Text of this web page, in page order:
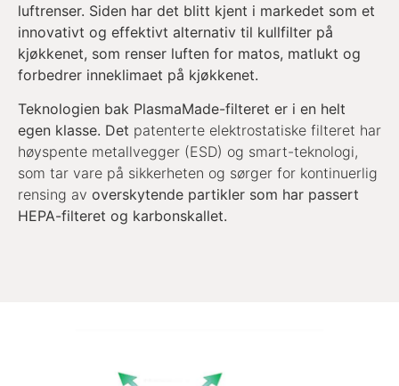
luftrenser. Siden har det blitt kjent i markedet som et
innovativt og effektivt alternativ til kullfilter på
kjøkkenet, som renser luften for matos, matlukt og
forbedrer inneklimaet på kjøkkenet.
Teknologien bak PlasmaMade-filteret er i en helt
egen klasse. Det patenterte elektrostatiske filteret har
høyspente metallvegger (ESD) og smart-teknologi,
som tar vare på sikkerheten og sørger for kontinuerlig
rensing av overskytende partikler som har passert
HEPA-filteret og karbonskallet.